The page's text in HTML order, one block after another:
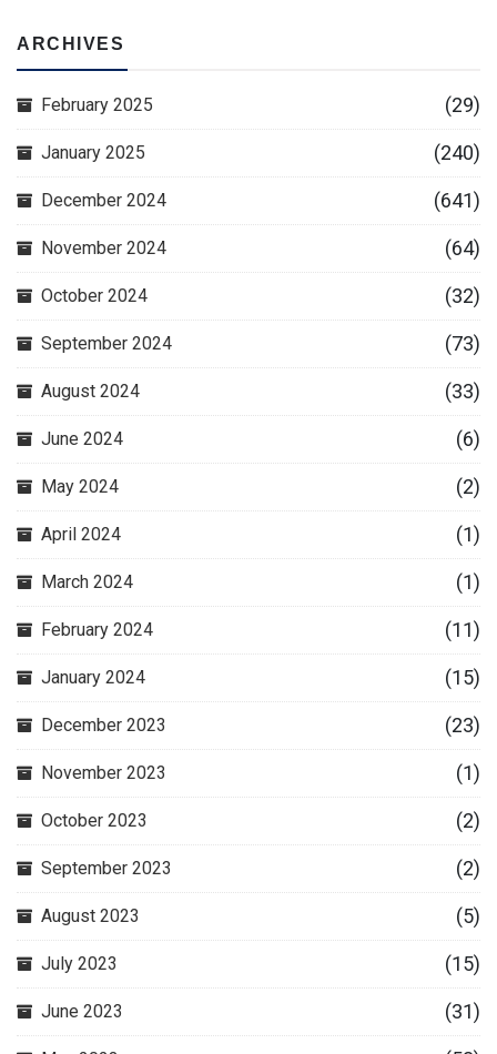
ARCHIVES
February 2025 (29)
January 2025 (240)
December 2024 (641)
November 2024 (64)
October 2024 (32)
September 2024 (73)
August 2024 (33)
June 2024 (6)
May 2024 (2)
April 2024 (1)
March 2024 (1)
February 2024 (11)
January 2024 (15)
December 2023 (23)
November 2023 (1)
October 2023 (2)
September 2023 (2)
August 2023 (5)
July 2023 (15)
June 2023 (31)